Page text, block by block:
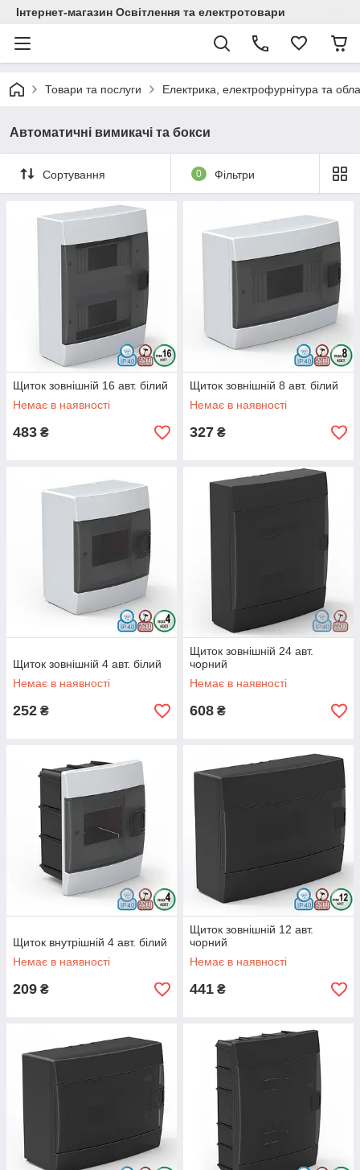
Інтернет-магазин Освітлення та електротовари
Товари та послуги Електрика, електрофурнітура та
Автоматичні вимикачі та бокси
Сортування 0 Фільтри
Щиток зовнішній 16 авт. білий
Немає в наявності
483 ₴
Щиток зовнішній 8 авт. білий
Немає в наявності
327 ₴
Щиток зовнішній 4 авт. білий
Немає в наявності
252 ₴
Щиток зовнішній 24 авт.
чорний
Немає в наявності
608 ₴
Щиток внутрішній 4 авт. білий
Немає в наявності
209 ₴
Щиток зовнішній 12 авт.
чорний
Немає в наявності
441 ₴